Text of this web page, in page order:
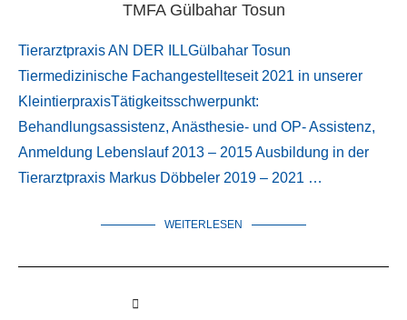
TMFA Gülbahar Tosun
Tierarztpraxis AN DER ILLGülbahar Tosun
Tiermedizinische Fachangestellteseit 2021 in unserer
KleintierpraxisTätigkeitsschwerpunkt:
Behandlungsassistenz, Anästhesie- und OP- Assistenz,
Anmeldung Lebenslauf 2013 – 2015 Ausbildung in der
Tierarztpraxis Markus Döbbeler 2019 – 2021 …
WEITERLESEN